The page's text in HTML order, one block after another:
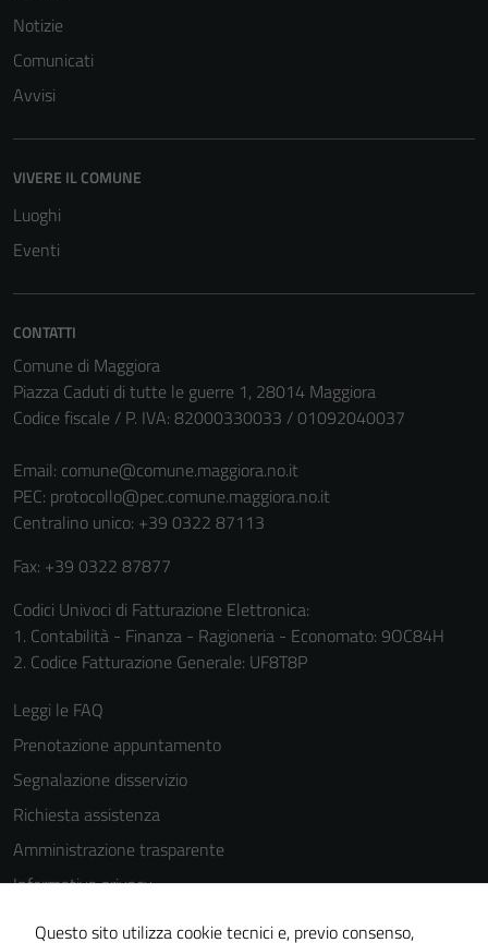
Notizie
Comunicati
Avvisi
VIVERE IL COMUNE
Luoghi
Eventi
CONTATTI
Comune di Maggiora
Piazza Caduti di tutte le guerre 1, 28014 Maggiora
Codice fiscale / P. IVA: 82000330033 / 01092040037
Email: comune@comune.maggiora.no.it
PEC: protocollo@pec.comune.maggiora.no.it
Centralino unico: +39 0322 87113
Fax: +39 0322 87877
Codici Univoci di Fatturazione Elettronica:
1. Contabilità - Finanza - Ragioneria - Economato: 9OC84H
2. Codice Fatturazione Generale: UF8T8P
Leggi le FAQ
Prenotazione appuntamento
Segnalazione disservizio
Richiesta assistenza
Amministrazione trasparente
Informativa privacy
Cookie Policy
Questo sito utilizza cookie tecnici e, previo consenso,
del sito e non
Questi cookie
non raccolgono
personali.